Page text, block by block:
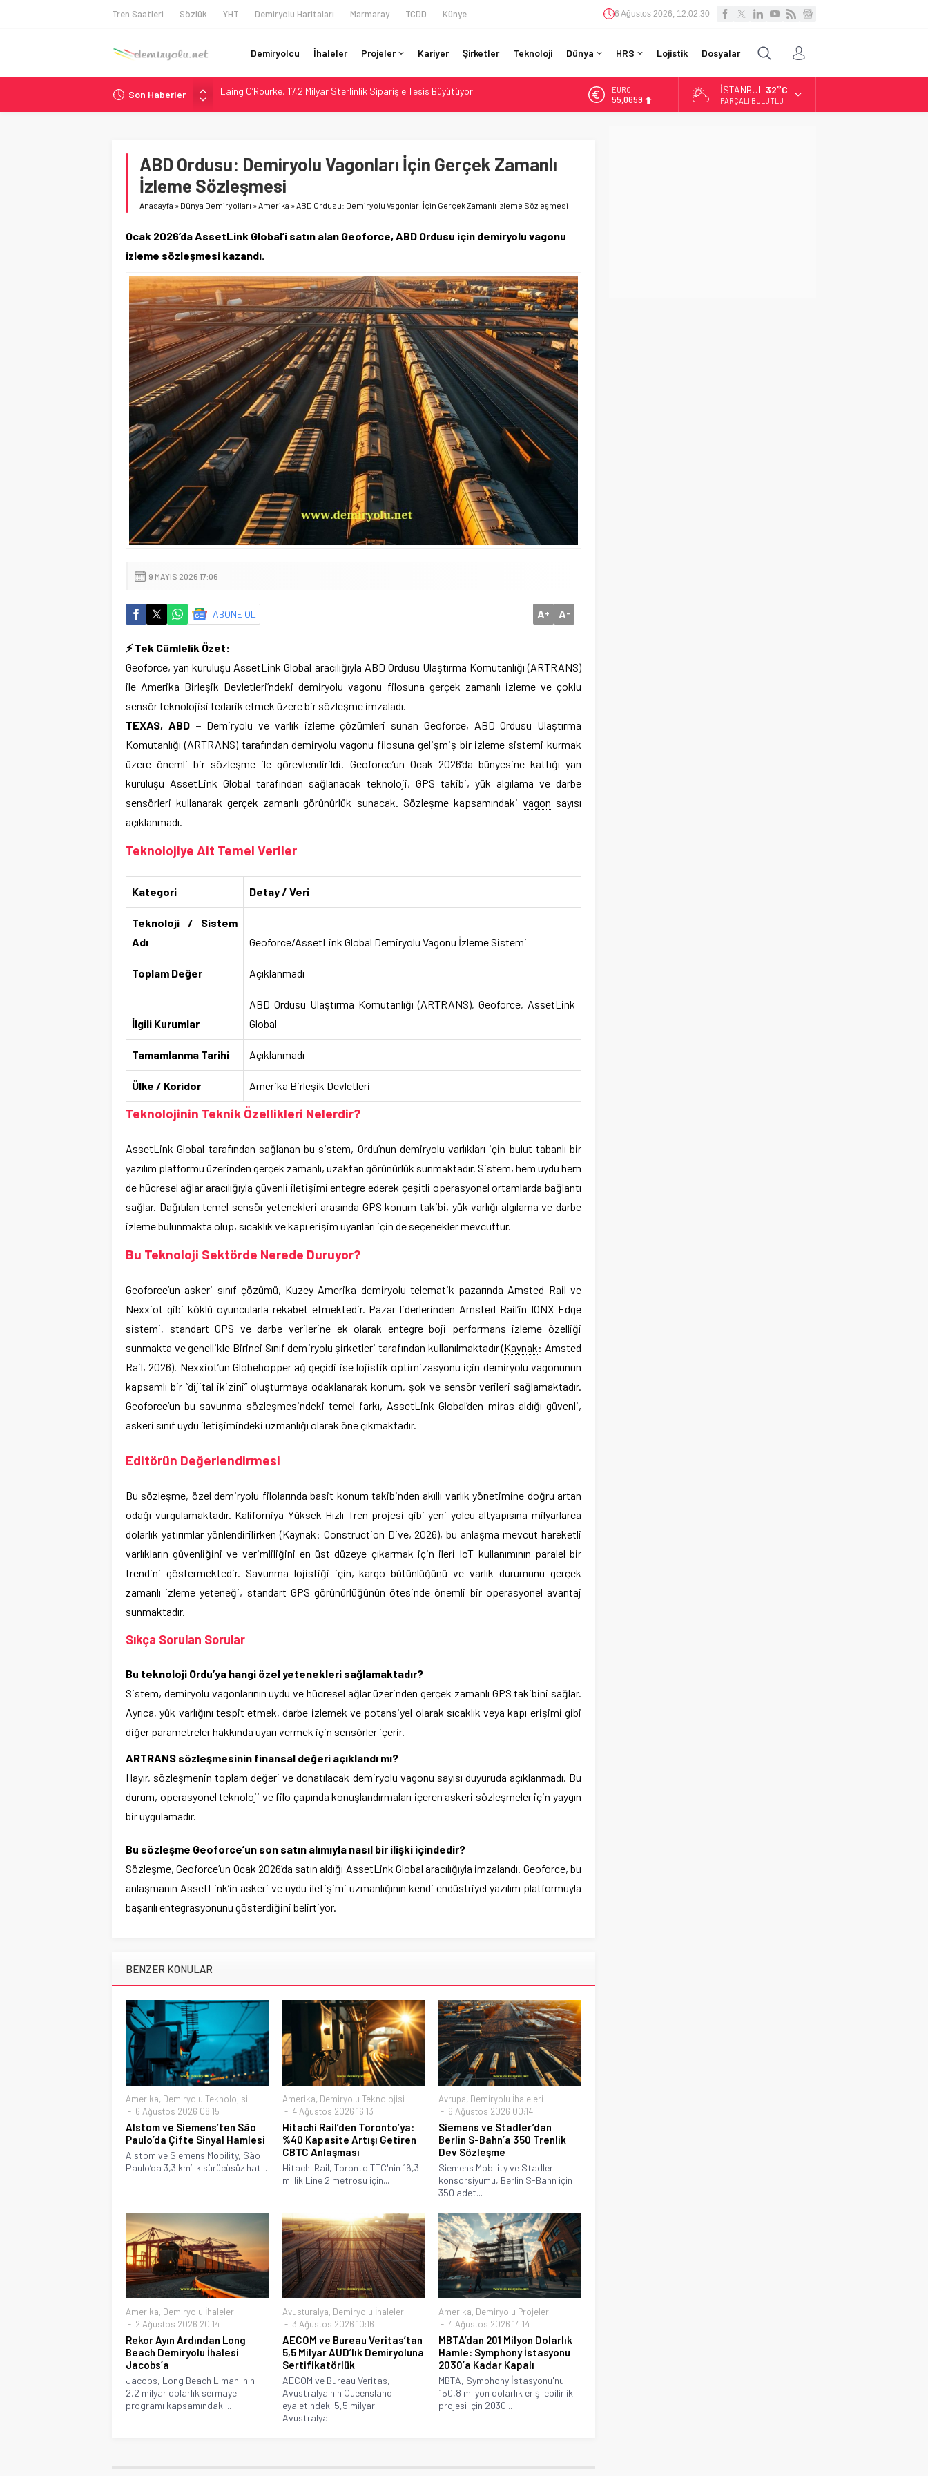
Tren Saatleri Sözlük YHT Demiryolu Haritaları Marmaray TCDD Künye 6 Ağustos 2026, 12:02:31
Demiryolcu İhaleler Projeler Kariyer Şirketler Teknoloji Dünya HRS Lojistik Dosyalar
Son Haberler
İtalya’dan Yeni Otomotiv Demiryolu: 4.800 Ton CO2 Tasarrufu
Webuild Tüneli Tamamladı: Lima’da Seyahat 45 Dakikaya İndi
Siemens ve Stadler’dan Berlin S-Bahn’a 350 Trenlik Dev Sözleşme
EURO
55,0659
İSTANBUL 32°C
PARÇALI BULUTLU
ABD Ordusu: Demiryolu Vagonları İçin Gerçek Zamanlı
İzleme Sözleşmesi
Anasayfa » Dünya Demiryolları »Amerika »ABD Ordusu: Demiryolu Vagonları İçin Gerçek Zamanlı İzleme Sözleşmesi
Ocak 2026’da AssetLink Global’i satın alan Geoforce, ABD Ordusu için demiryolu vagonu
izleme sözleşmesi kazandı.
9 MAYIS 2026 17:06
ABONE OL A+ A-
⚡ Tek Cümlelik Özet:
Geoforce, yan kuruluşu AssetLink Global aracılığıyla ABD Ordusu Ulaştırma Komutanlığı (ARTRANS)
ile Amerika Birleşik Devletleri’ndeki demiryolu vagonu filosuna gerçek zamanlı izleme ve çoklu
sensör teknolojisi tedarik etmek üzere bir sözleşme imzaladı.
TEXAS, ABD – Demiryolu ve varlık izleme çözümleri sunan Geoforce, ABD Ordusu Ulaştırma
Komutanlığı (ARTRANS) tarafından demiryolu vagonu filosuna gelişmiş bir izleme sistemi kurmak
üzere önemli bir sözleşme ile görevlendirildi. Geoforce’un Ocak 2026’da bünyesine kattığı yan
kuruluşu AssetLink Global tarafından sağlanacak teknoloji, GPS takibi, yük algılama ve darbe
sensörleri kullanarak gerçek zamanlı görünürlük sunacak. Sözleşme kapsamındaki vagon sayısı
açıklanmadı.
Teknolojiye Ait Temel Veriler
Kategori Detay / Veri
Teknoloji / Sistem
Adı
Geoforce/AssetLink Global Demiryolu Vagonu İzleme Sistemi
Toplam Değer Açıklanmadı
İlgili Kurumlar
ABD Ordusu Ulaştırma Komutanlığı (ARTRANS), Geoforce, AssetLink
Global
Tamamlanma Tarihi Açıklanmadı
Ülke / Koridor Amerika Birleşik Devletleri
Teknolojinin Teknik Özellikleri Nelerdir?
AssetLink Global tarafından sağlanan bu sistem, Ordu’nun demiryolu varlıkları için bulut tabanlı bir
yazılım platformu üzerinden gerçek zamanlı, uzaktan görünürlük sunmaktadır. Sistem, hem uydu hem
de hücresel ağlar aracılığıyla güvenli iletişimi entegre ederek çeşitli operasyonel ortamlarda bağlantı
sağlar. Dağıtılan temel sensör yetenekleri arasında GPS konum takibi, yük varlığı algılama ve darbe
izleme bulunmakta olup, sıcaklık ve kapı erişim uyarıları için de seçenekler mevcuttur.
Bu Teknoloji Sektörde Nerede Duruyor?
Geoforce’un askeri sınıf çözümü, Kuzey Amerika demiryolu telematik pazarında Amsted Rail ve
Nexxiot gibi köklü oyuncularla rekabet etmektedir. Pazar liderlerinden Amsted Rail’in IONX Edge
sistemi, standart GPS ve darbe verilerine ek olarak entegreboji performans izleme özelliği
sunmakta ve genellikle Birinci Sınıf demiryolu şirketleri tarafından kullanılmaktadır (Kaynak: Amsted
Rail, 2026). Nexxiot’un Globehopper ağ geçidi ise lojistik optimizasyonu için demiryolu vagonunun
kapsamlı bir “dijital ikizini” oluşturmaya odaklanarak konum, şok ve sensör verileri sağlamaktadır.
Geoforce’un bu savunma sözleşmesindeki temel farkı, AssetLink Global’den miras aldığı güvenli,
askeri sınıf uydu iletişimindeki uzmanlığı olarak öne çıkmaktadır.
Editörün Değerlendirmesi
Bu sözleşme, özel demiryolu filolarında basit konum takibinden akıllı varlık yönetimine doğru artan
odağı vurgulamaktadır. Kaliforniya Yüksek Hızlı Tren projesi gibi yeni yolcu altyapısına milyarlarca
dolarlık yatırımlar yönlendirilirken (Kaynak: Construction Dive, 2026), bu anlaşma mevcut hareketli
varlıkların güvenliğini ve verimliliğini en üst düzeye çıkarmak için ileri IoT kullanımının paralel bir
trendini göstermektedir. Savunma lojistiği için, kargo bütünlüğünü ve varlık durumunu gerçek
zamanlı izleme yeteneği, standart GPS görünürlüğünün ötesinde önemli bir operasyonel avantaj
sunmaktadır.
Sıkça Sorulan Sorular
Bu teknoloji Ordu’ya hangi özel yetenekleri sağlamaktadır?
Sistem, demiryolu vagonlarının uydu ve hücresel ağlar üzerinden gerçek zamanlı GPS takibini sağlar.
Ayrıca, yük varlığını tespit etmek, darbe izlemek ve potansiyel olarak sıcaklık veya kapı erişimi gibi
diğer parametreler hakkında uyarı vermek için sensörler içerir.
ARTRANS sözleşmesinin finansal değeri açıklandı mı?
Hayır, sözleşmenin toplam değeri ve donatılacak demiryolu vagonu sayısı duyuruda açıklanmadı. Bu
durum, operasyonel teknoloji ve filo çapında konuşlandırmaları içeren askeri sözleşmeler için yaygın
bir uygulamadır.
Bu sözleşme Geoforce’un son satın alımıyla nasıl bir ilişki içindedir?
Sözleşme, Geoforce’un Ocak 2026’da satın aldığı AssetLink Global aracılığıyla imzalandı. Geoforce, bu
anlaşmanın AssetLink’in askeri ve uydu iletişimi uzmanlığının kendi endüstriyel yazılım platformuyla
başarılı entegrasyonunu gösterdiğini belirtiyor.
BENZER KONULAR
Amerika, Demiryolu Teknolojisi
6 Ağustos 2026 08:15
Alstom ve Siemens’ten São
Paulo’da Çifte Sinyal Hamlesi
Alstom ve Siemens Mobility, São
Paulo’da 3,3 km’lik sürücüsüz hat...
Amerika, Demiryolu Teknolojisi
4 Ağustos 2026 16:13
Hitachi Rail’den Toronto’ya:
%40 Kapasite Artışı Getiren
CBTC Anlaşması
Hitachi Rail, Toronto TTC'nin 16,3
millik Line 2 metrosu için...
Avrupa, Demiryolu İhaleleri
6 Ağustos 2026 00:14
Siemens ve Stadler’dan
Berlin S-Bahn’a 350 Trenlik
Dev Sözleşme
Siemens Mobility ve Stadler
konsorsiyumu, Berlin S-Bahn için
350 adet...
Amerika, Demiryolu İhaleleri
2 Ağustos 2026 20:14
Rekor Ayın Ardından Long
Beach Demiryolu İhalesi
Jacobs’a
Jacobs, Long Beach Limanı'nın
2,2 milyar dolarlık sermaye
programı kapsamındaki...
Avusturalya, Demiryolu İhaleleri
3 Ağustos 2026 10:16
AECOM ve Bureau Veritas’tan
5,5 Milyar AUD’lık Demiryoluna
Sertifikatörlük
AECOM ve Bureau Veritas,
Avustralya'nın Queensland
eyaletindeki 5,5 milyar
Avustralya...
Amerika, Demiryolu Projeleri
4 Ağustos 2026 14:14
MBTA’dan 201 Milyon Dolarlık
Hamle: Symphony İstasyonu
2030’a Kadar Kapalı
MBTA, Symphony İstasyonu'nu
150,8 milyon dolarlık erişilebilirlik
projesi için 2030...